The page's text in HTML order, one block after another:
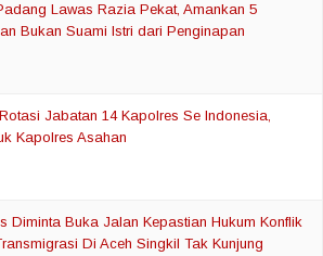
Lawas Razia Pekat, Amankan 5
Bukan Suami Istri dari Penginapan
Jabatan 14 Kapolres Se Indonesia,
Kapolres Asahan
Diminta Buka Jalan Kepastian Hukum Konflik
Di Aceh Singkil Tak Kunjung